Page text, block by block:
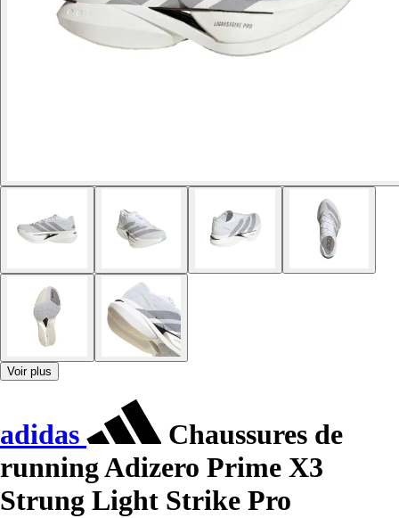
Voir plus
adidas
Chaussures de
running Adizero Prime X3
Strung Light Strike Pro